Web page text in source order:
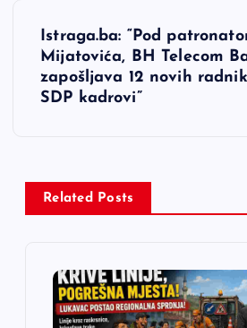
Istraga.ba: “Pod
Mijatovića, BH Telecom
zapošljava 12 novih
SDP kadrovi”
Related Posts